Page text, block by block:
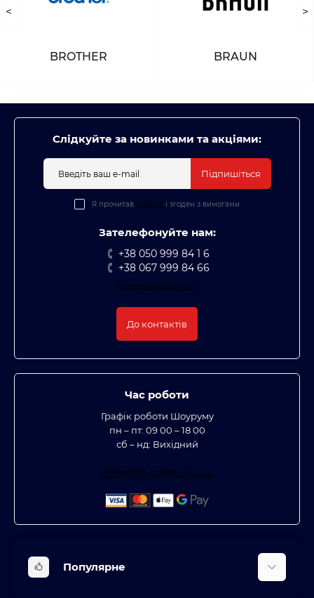
<
BROTHER BRAUN
>
Слідкуйте за новинками та акціями:
Підпишіться
Я прочитав Оплата і згоден з вимогами
Зателефонуйте нам:
+38 050 999 84 1 6
+38 067 999 84 66
Передзвоніть мені
До контактів
Час роботи
Графік роботи Шоуруму
пн – пт: 09 00 – 18 00
сб – нд: Вихідний
office@bt-coffee.com.ua
Популярне